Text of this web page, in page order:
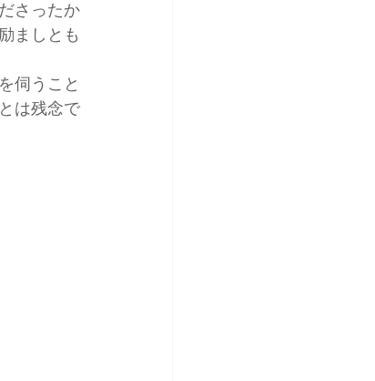
さったか
ましとも
伺うこと
は残念で